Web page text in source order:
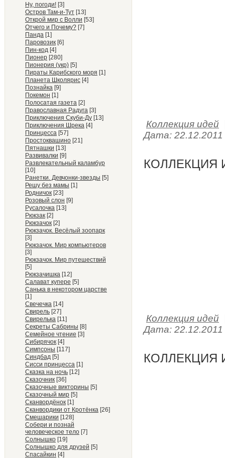
Ну, погоди! [3]
Остров Там-и-Тут [13]
Открой мир с Волли [53]
Отчего и Почему? [7]
Панда [1]
Паровозик [6]
Пин-код [4]
Пионер [280]
Пионерия (укр) [5]
Пираты Карибского моря [1]
Планета Школярис [4]
Познайка [9]
Покемон [1]
Полосатая газета [2]
Православная Радуга [3]
Приключения Скуби-Ду [13]
Приключения Шрека [4]
Принцесса [57]
Простоквашино [21]
Пятнашки [13]
Развивалки [9]
Развлекательный каламбур
[10]
Ранетки. Девчонки-звезды [5]
Решу без мамы [1]
Родничок [23]
Розовый слон [9]
Русалочка [13]
Рюкзак [2]
Рюкзачок [2]
Рюкзачок. Весёлый зоопарк
[3]
Рюкзачок. Мир компьютеров
[3]
Рюкзачок. Мир путешествий
[5]
Рюкзачишка [12]
Салават купере [5]
Санька в некотором царстве
[1]
Свечечка [14]
Свирель [27]
Свирелька [11]
Секреты Сабрины [8]
Семейное чтение [3]
Сибирячок [4]
Симпсоны [117]
Синдбад [5]
Сисси принцесса [1]
Сказка на ночь [12]
Сказочник [36]
Сказочные викторины [5]
Сказочный мир [5]
Сканвордёнок [1]
Сканвордики от Кротёнка [26]
Смешарики [128]
Собери и познай
человеческое тело [7]
Солнышко [19]
Солнышко для друзей [5]
Спасайкин [4]
Коллекция идей
Дата: 22.12.2011
КОЛЛЕКЦИЯ
Коллекция идей
Дата: 22.12.2011
КОЛЛЕКЦИЯ